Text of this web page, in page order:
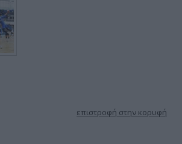
επιστροφή στην κορυφή